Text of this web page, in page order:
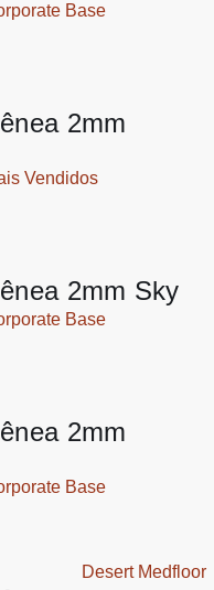
Base
2mm
Vendidos
2mm Sky
Base
2mm
Base